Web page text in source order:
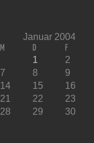
Januar 2004
M D F
1 2
7 8 9
14 15 16
21 22 23
28 29 30